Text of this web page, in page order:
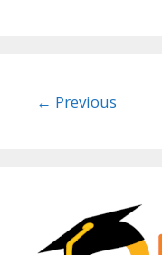
Post
← Previous